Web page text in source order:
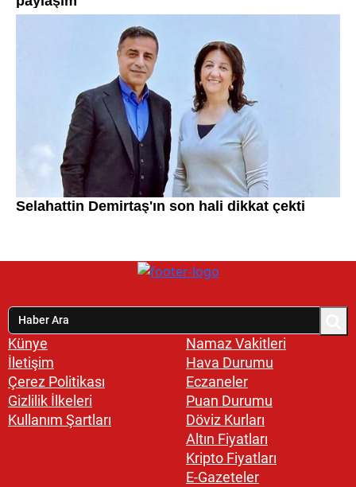
Künye
İletişim
Çerez Politikası
Gizlilik İlkeleri
Kullanım Şartları
Namaz Vakitleri
Hava Durumu
Eczaneler
Puan Durumu
Döviz Kurları
Altın Fiyatları
Kripto Fiyatları
E-Gazeteler